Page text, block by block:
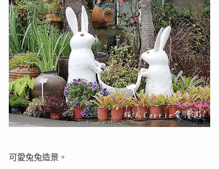
可愛兔兔造景。